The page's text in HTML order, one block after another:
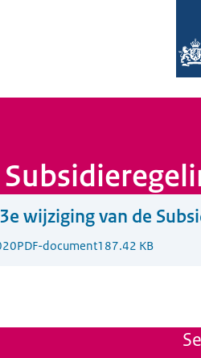
wijziging van de
PDF-document187.42 KB